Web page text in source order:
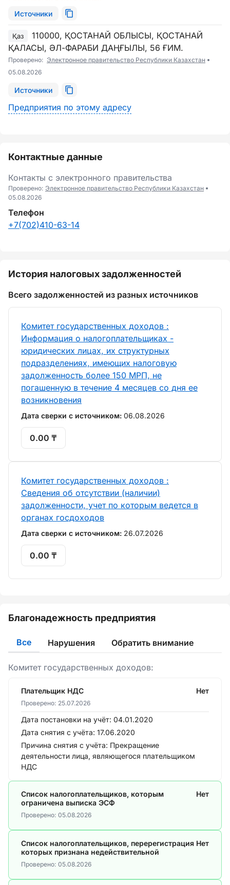
Источники
Қаз
110000, ҚОСТАНАЙ ОБЛЫСЫ, ҚОСТАНАЙ
ҚАЛАСЫ, ӘЛ-ФАРАБИ ДАҢҒЫЛЫ, 56 ҒИМ.
Проверено: Электронное правительство Республики Казахстан
05.08.2026
Источники
Предприятия по этому адресу
Контактные данные
Контакты с электронного правительства
Проверено: Электронное правительство Республики Казахстан
05.08.2026
Телефон
+7(702)410-63-14
История налоговых задолженностей
Всего задолженностей из разных источников
Комитет государственных доходов :
Информация о налогоплательщиках -
юридических лицах, их структурных
подразделениях, имеющих налоговую
задолженность более 150 МРП, не
погашенную в течение 4 месяцев со дня ее
возникновения
Дата сверки с источником: 06.08.2026
0.00 ₸
Комитет государственных доходов :
Сведения об отсутствии (наличии)
задолженности, учет по которым ведется в
органах госдоходов
Дата сверки с источником: 26.07.2026
0.00 ₸
Благонадежность предприятия
Все Нарушения Обратить внимание
Комитет государственных доходов:
Плательщик НДС Нет
Проверено: 25.07.2026
Дата постановки на учёт: 04.01.2020
Дата снятия с учёта: 17.06.2020
Причина снятия с учёта: Прекращение
деятельности лица, являющегося плательщиком
НДС
Список налогоплательщиков, которым
ограничена выписка ЭСФ
Нет
Проверено: 05.08.2026
Список налогоплательщиков, перерегистрация
которых признана недействительной
Нет
Проверено: 05.08.2026